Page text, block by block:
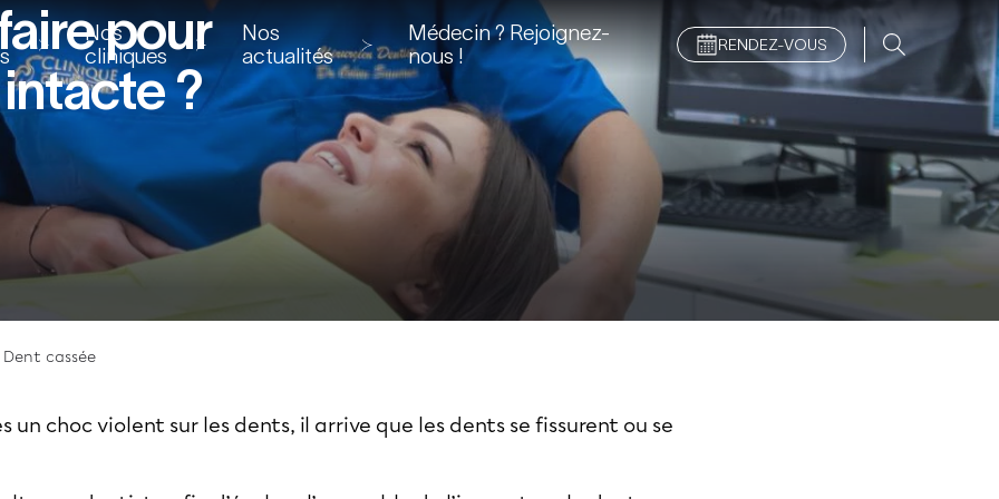
Nos
cliniques
Nos
actualités
Médecin ? Rejoignez-
nous !
RENDEZ-VOUS
pour
?
Dent cassée
un choc violent sur les dents, il arrive que les dents se fissurent ou se